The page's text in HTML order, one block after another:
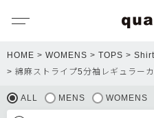
HOME WOMENS TOPS
綿麻ストライプ5分袖レギュラー
ALL MENS WOMENS